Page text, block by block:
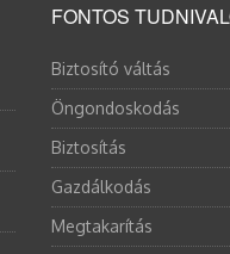
FONTOS
Biztosító váltás
Öngondoskodás
Biztosítás
Gazdálkodás
Megtakarítás